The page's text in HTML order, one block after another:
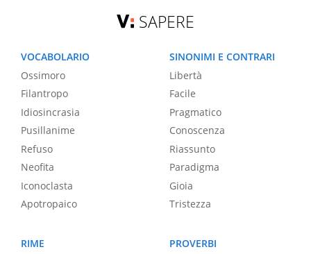
SAPERE
VOCABOLARIO
Ossimoro
Filantropo
Idiosincrasia
Pusillanime
Refuso
Neofita
Iconoclasta
Apotropaico
SINONIMI E CONTRARI
Libertà
Facile
Pragmatico
Conoscenza
Riassunto
Paradigma
Gioia
Tristezza
RIME
PROVERBI